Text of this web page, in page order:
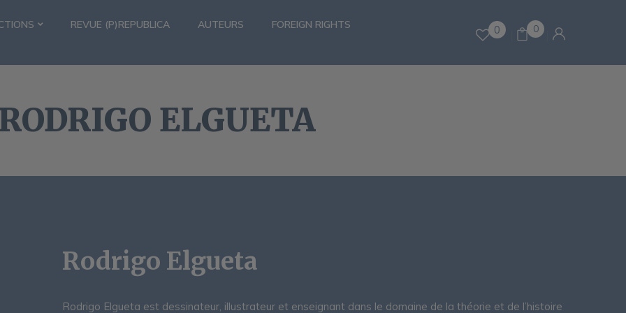
REVUE (P)REPUBLICA AUTEURS
FOREIGN RIGHTS
0 0
RODRIGO ELGUETA
Rodrigo Elgueta
Rodrigo Elgueta est dessinateur, illustrateur et enseignant dans le domaine de la théorie et de l’histoire